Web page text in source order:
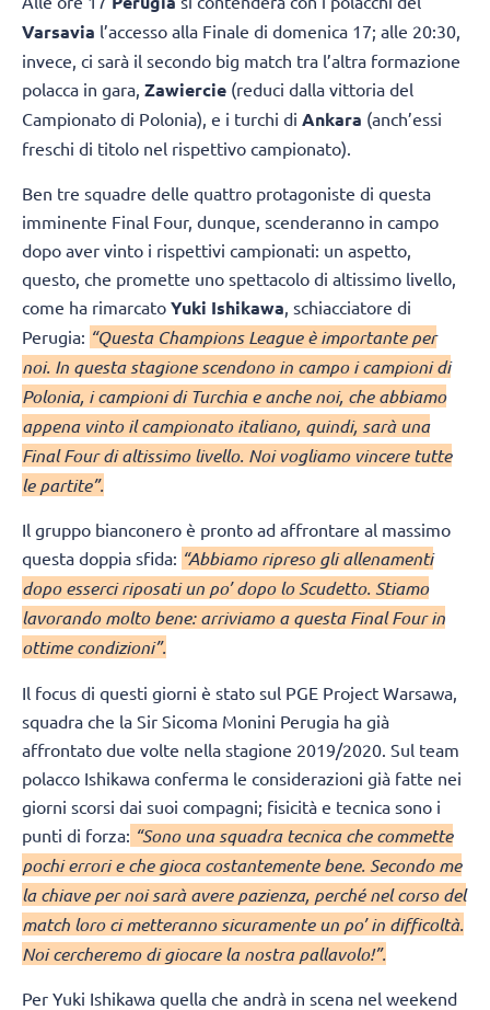
Varsavia l’accesso alla Finale di domenica 17; alle 20:30,
invece, ci sarà il secondo big match tra l’altra formazione
polacca in gara, Zawiercie (reduci dalla vittoria del
Campionato di Polonia), e i turchi di Ankara (anch’essi
freschi di titolo nel rispettivo campionato).
Ben tre squadre delle quattro protagoniste di questa
imminente Final Four, dunque, scenderanno in campo
dopo aver vinto i rispettivi campionati: un aspetto,
questo, che promette uno spettacolo di altissimo livello,
come ha rimarcato Yuki Ishikawa , schiacciatore di
Perugia: “Questa Champions League è importante per
noi. In questa stagione scendono in campo i campioni di
Polonia, i campioni di Turchia e anche noi, che abbiamo
appena vinto il campionato italiano, quindi, sarà una
Final Four di altissimo livello. Noi vogliamo vincere tutte
le partite”.
Il gruppo bianconero è pronto ad affrontare al massimo
questa doppia sfida: “Abbiamo ripreso gli allenamenti
dopo esserci riposati un po’ dopo lo Scudetto. Stiamo
lavorando molto bene: arriviamo a questa Final Four in
ottime condizioni”.
Il focus di questi giorni è stato sul PGE Project Warsawa,
squadra che la Sir Sicoma Monini Perugia ha già
affrontato due volte nella stagione 2019/2020. Sul team
polacco Ishikawa conferma le considerazioni già fatte nei
giorni scorsi dai suoi compagni; fisicità e tecnica sono i
punti di forza: “Sono una squadra tecnica che commette
pochi errori e che gioca costantemente bene. Secondo me
la chiave per noi sarà avere pazienza, perché nel corso del
match loro ci metteranno sicuramente un po’ in difficoltà.
Noi cercheremo di giocare la nostra pallavolo!”.
Per Yuki Ishikawa quella che andrà in scena nel weekend